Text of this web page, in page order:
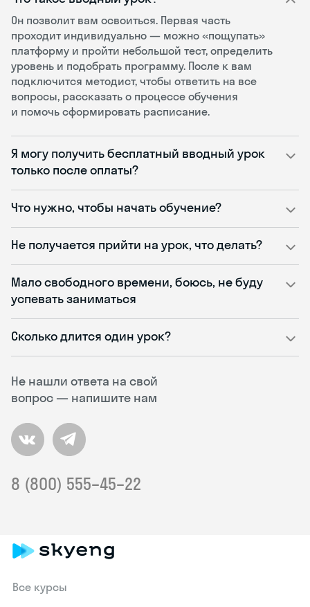
Не нашли ответа на свой
вопрос — напишите нам
8 (800) 555–45–22
Он позволит вам освоиться. Первая часть
проходит индивидуально — можно «пощупать»
платформу и пройти небольшой тест, определить
уровень и подобрать программу. После к вам
подключится методист, чтобы ответить на все
вопросы, рассказать о процессе обучения
и помочь сформировать расписание.
Я могу получить бесплатный вводный урок
только после оплаты?
Что нужно, чтобы начать обучение?
Не получается прийти на урок, что делать?
Мало свободного времени, боюсь, не буду
успевать заниматься
Сколько длится один урок?
Все курсы